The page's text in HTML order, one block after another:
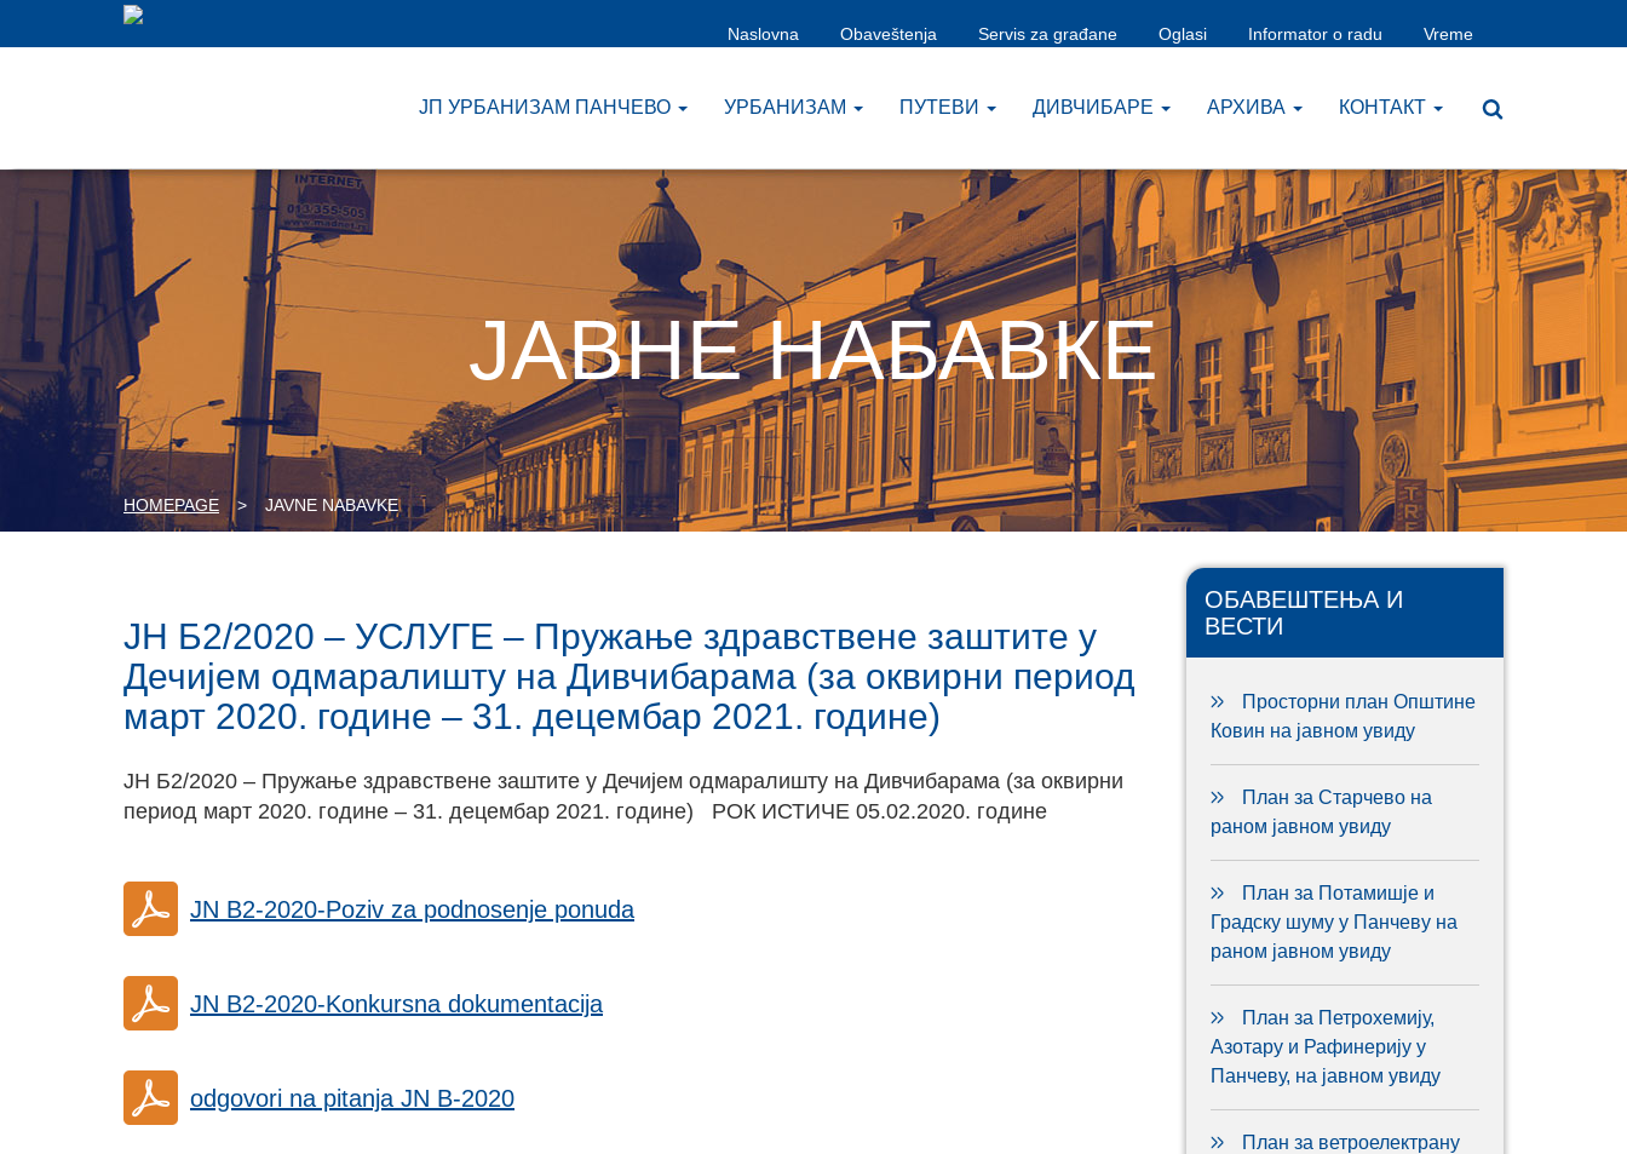
Naslovna Obaveštenja Servis za građane Oglasi Informator o radu Vreme
ЈП УРБАНИЗАМ ПАНЧЕВО УРБАНИЗАМ ПУТЕВИ ДИВЧИБАРЕ AРХИВА КОНТАКТ
HOMEPAGE > JAVNE NABAVKE
JAВНЕ НАБАВКЕ
ЈН Б2/2020 – УСЛУГЕ – Пружање здравствене заштите у
Дечијем одмаралишту на Дивчибарама (за оквирни период
март 2020. године – 31. децембар 2021. године)
ЈН Б2/2020 – Пружање здравствене заштите у Дечијем одмаралишту на Дивчибарама (за оквирни
период март 2020. године – 31. децембар 2021. године) РОК ИСТИЧЕ 05.02.2020. године
JN B2-2020-Poziv za podnosenje ponuda
JN B2-2020-Konkursna dokumentacija
odgovori na pitanja JN B-2020
ОБАВЕШТЕЊА И
ВЕСТИ
Просторни план Општине
Ковин на јавном увиду
План за Старчево на
раном јавном увиду
План за Потамишје и
Градску шуму у Панчеву на
раном јавном увиду
План за Петрохемију,
Азотару и Рафинерију у
Панчеву, на јавном увиду
План за ветроелектрану